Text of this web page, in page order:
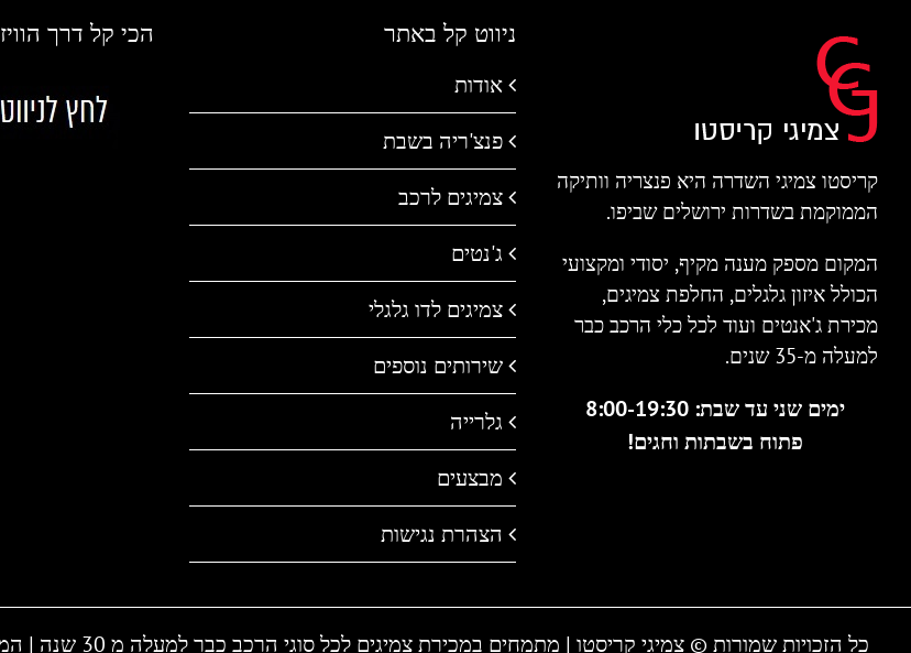
קריסטו צמיגי השדרה היא פנצריה וותיקה
הממוקמת בשדרות ירושלים שביפו.
המקום מספק מענה מקיף, יסודי ומקצועי
הכולל איזון גלגלים, החלפת צמיגים,
מכירת ג'אנטים ועוד לכל כלי הרכב כבר
למעלה מ-35 שנים.
ימים שני עד שבת: 8:00-19:30
פתוח בשבתות וחגים!
ניווט קל באתר
אודות
פנצ'ריה בשבת
צמיגים לרכב
ג'נטים
צמיגים לדו גלגלי
שירותים נוספים
גלרייה
מבצעים
הצהרת נגישות
הכי קל דרך הוויז
כל הזכויות שמורות © צמיגי קריסטו | מתמחים במכירת צמיגים לכל סוגי הרכב כבר למעלה מ 30 שנה | המקום עובד גם בשבת | חייגו - 1-700-700-810 או 03-6838895